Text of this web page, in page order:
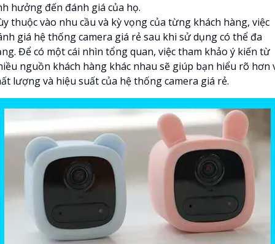
hưởng đến đánh giá của họ.
thuộc vào nhu cầu và kỳ vọng của từng khách hàng, việc
giá hệ thống camera giá rẻ sau khi sử dụng có thể đa
Để có một cái nhìn tổng quan, việc tham khảo ý kiến từ
nguồn khách hàng khác nhau sẽ giúp bạn hiểu rõ hơn
lượng và hiệu suất của hệ thống camera giá rẻ.